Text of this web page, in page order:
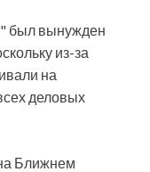
был вынужден
из-за
на
деловых
Ближнем